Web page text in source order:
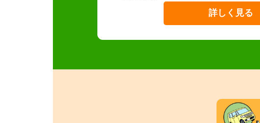
詳しく見る